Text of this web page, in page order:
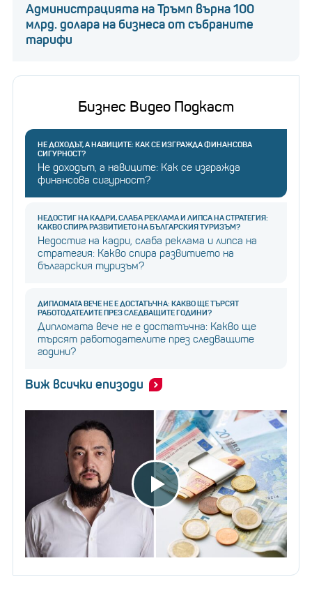
Администрацията на Тръмп върна 100
млрд. долара на бизнеса от събраните
тарифи
Бизнес Видео Подкаст
НЕ ДОХОДЪТ, А НАВИЦИТЕ: КАК СЕ ИЗГРАЖДА ФИНАНСОВА
СИГУРНОСТ?
Не доходът, а навиците: Как се изгражда
финансова сигурност?
НЕДОСТИГ НА КАДРИ, СЛАБА РЕКЛАМА И ЛИПСА НА СТРАТЕГИЯ:
КАКВО СПИРА РАЗВИТИЕТО НА БЪЛГАРСКИЯ ТУРИЗЪМ?
Недостиг на кадри, слаба реклама и липса на
стратегия: Какво спира развитието на
българския туризъм?
ДИПЛОМАТА ВЕЧЕ НЕ Е ДОСТАТЪЧНА: КАКВО ЩЕ ТЪРСЯТ
РАБОТОДАТЕЛИТЕ ПРЕЗ СЛЕДВАЩИТЕ ГОДИНИ?
Дипломата вече не е достатъчна: Какво ще
търсят работодателите през следващите
години?
Виж всички епизоди